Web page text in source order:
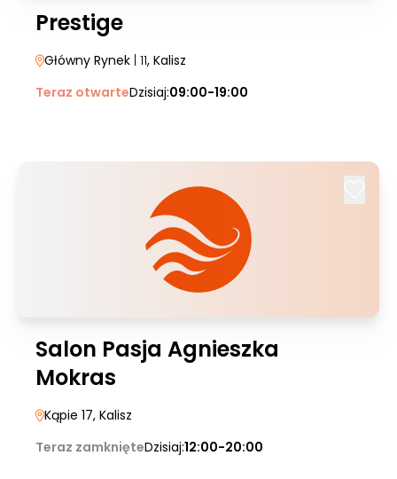
Prestige
Główny Rynek | 11, Kalisz
Teraz otwarteDzisiaj:09:00-19:00
Salon Pasja Agnieszka
Mokras
Kąpie 17, Kalisz
Teraz zamknięteDzisiaj:12:00-20:00